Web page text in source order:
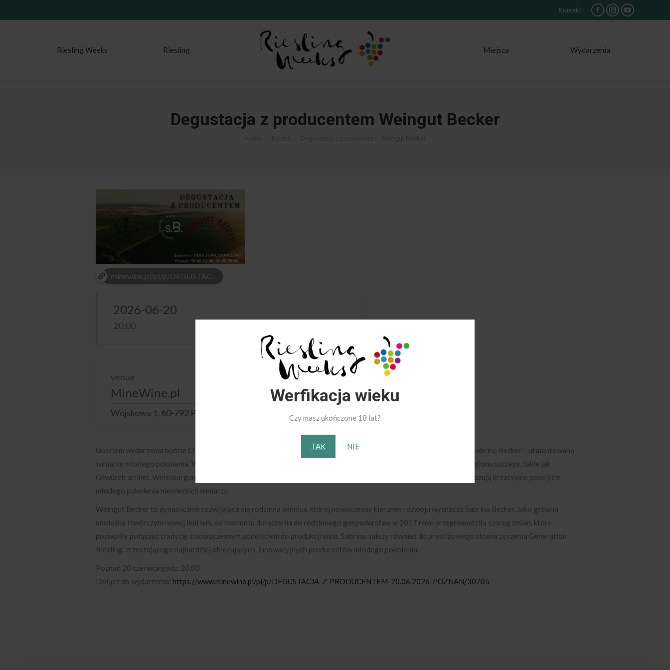
Werfikacja wieku
Czy masz ukończone 18 lat?
TAK NIE
Kontakt
Facebook
Instagram
YouTube
Riesling Weeks Riesling Miejsca Wydarzenia
Degustacja z producentem Weingut Becker
minewine.pl/pl/p/DEGUSTAC...
2026-06-20
20:00
...
venue
MineWine.pl
Wojskowa 1, 60-792 Poznań
Gościem wydarzenia będzie Christina Becker, reprezentująca rodzinną winnicę Weingut Becker oraz swoją siostrę, Sabrinę Becker – utalentowaną
winiarkę młodego pokolenia. Wieczór upłynie pod znakiem Rieslinga, ale poznamy również charakterystyczne dla regionu szczepy, takie jak
Gewürztraminer, Weissburgunder i Grauburgunder. Nie zabraknie także interesujących autorskich kupaży, które pokazują kreatywne podejście
młodego pokolenia niemieckich winiarzy.
Weingut Becker to dynamicznie rozwijająca się rodzinna winnica, której nowoczesny kierunek rozwoju wyznacza Sabrina Becker. Jako główna
enolożka i twórczyni nowej linii win, od momentu dołączenia do rodzinnego gospodarstwa w 2017 roku przeprowadziła szereg zmian, które
pozwoliły połączyć tradycję z nowoczesnym podejściem do produkcji wina. Sabrina należy również do prestiżowego stowarzyszenia Generation
Riesling, zrzeszającego najbardziej obiecujących, innowacyjnych producentów młodego pokolenia.
Poznań 20 czerwca godz. 20.00
Dołącz do wydarzenia: https://www.minewine.pl/pl/p/DEGUSTACJA-Z-PRODUCENTEM-20.06.2026-POZNAN/30705